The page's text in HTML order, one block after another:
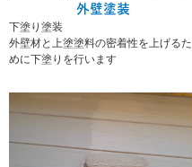
外壁塗装
下塗り塗装
外壁材と上塗塗料の密着性を上げるた
めに下塗りを行います